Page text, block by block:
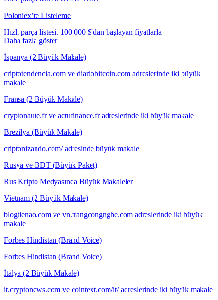
Poloniex’te Listeleme
Hızlı parça listesi. 100.000 $'dan başlayan fiyatlarla
Daha fazla göster
İspanya (2 Büyük Makale)
criptotendencia.com ve diariobitcoin.com adreslerinde iki büyük
makale
Fransa (2 Büyük Makale)
cryptonaute.fr ve actufinance.fr adreslerinde iki büyük makale
Brezilya (Büyük Makale)
criptonizando.com/ adresinde büyük makale
Rusya ve BDT (Büyük Paket)
Rus Kripto Medyasında Büyük Makaleler
Vietnam (2 Büyük Makale)
blogtienao.com ve vn.trangcongnghe.com adreslerinde iki büyük
makale
Forbes Hindistan (Brand Voice)
Forbes Hindistan (Brand Voice)
İtalya (2 Büyük Makale)
it.cryptonews.com ve cointext.com/it/ adreslerinde iki büyük makale